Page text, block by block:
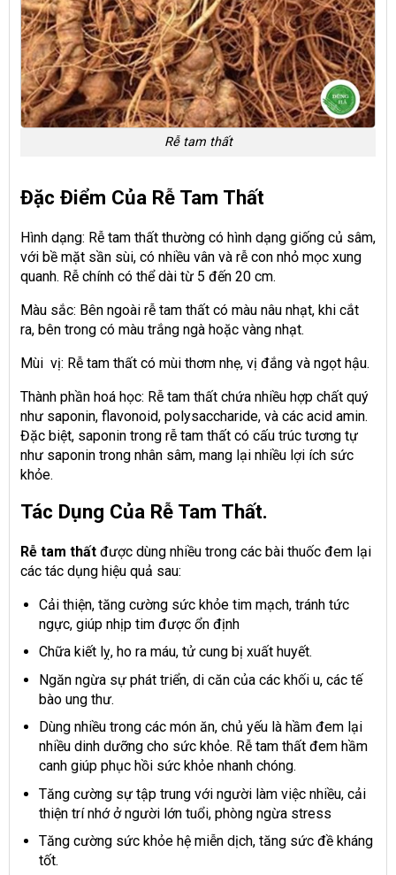
Rễ tam thất
Đặc Điểm Của Rễ Tam Thất
Hình dạng: Rễ tam thất thường có hình dạng giống củ sâm,
với bề mặt sần sùi, có nhiều vân và rễ con nhỏ mọc xung
quanh. Rễ chính có thể dài từ 5 đến 20 cm.
Màu sắc: Bên ngoài rễ tam thất có màu nâu nhạt, khi cắt
ra, bên trong có màu trắng ngà hoặc vàng nhạt.
Mùi vị: Rễ tam thất có mùi thơm nhẹ, vị đắng và ngọt hậu.
Thành phần hoá học: Rễ tam thất chứa nhiều hợp chất quý
như saponin, flavonoid, polysaccharide, và các acid amin.
Đặc biệt, saponin trong rễ tam thất có cấu trúc tương tự
như saponin trong nhân sâm, mang lại nhiều lợi ích sức
khỏe.
Tác Dụng Của Rễ Tam Thất.
Rễ tam thất được dùng nhiều trong các bài thuốc đem lại
các tác dụng hiệu quả sau:
Cải thiện, tăng cường sức khỏe tim mạch, tránh tức
ngực, giúp nhịp tim được ổn định
Chữa kiết lỵ, ho ra máu, tử cung bị xuất huyết.
Ngăn ngừa sự phát triển, di căn của các khối u, các tế
bào ung thư.
Dùng nhiều trong các món ăn, chủ yếu là hầm đem lại
nhiều dinh dưỡng cho sức khỏe. Rễ tam thất đem hầm
canh giúp phục hồi sức khỏe nhanh chóng.
Tăng cường sự tập trung với người làm việc nhiều, cải
thiện trí nhớ ở người lớn tuổi, phòng ngừa stress
Tăng cường sức khỏe hệ miễn dịch, tăng sức đề kháng
tốt.